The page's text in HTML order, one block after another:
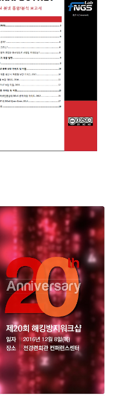
. 강의를 하지 않는 이유
는 구성을 가져가야 스
다고 굳게 믿고 있습니
산출물을 토론하는 방
많은 것을 얻어 가실 수
주 일요일 - 제가 2월에
을 안 잡을 수 있으니까.